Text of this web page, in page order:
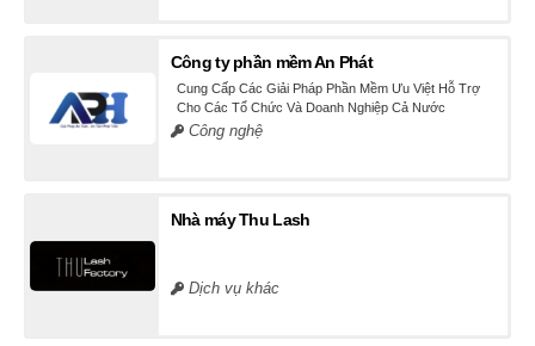
Công ty phần mềm An Phát
Cung Cấp Các Giải Pháp Phần Mềm Ưu Việt Hỗ Trợ
Cho Các Tổ Chức Và Doanh Nghiệp Cả Nước
Công nghệ
Nhà máy Thu Lash
Dịch vụ khác